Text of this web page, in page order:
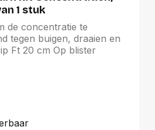
1 stuk
de concentratie te
vallen Anti-slip grip Ft 20 cm Op blister